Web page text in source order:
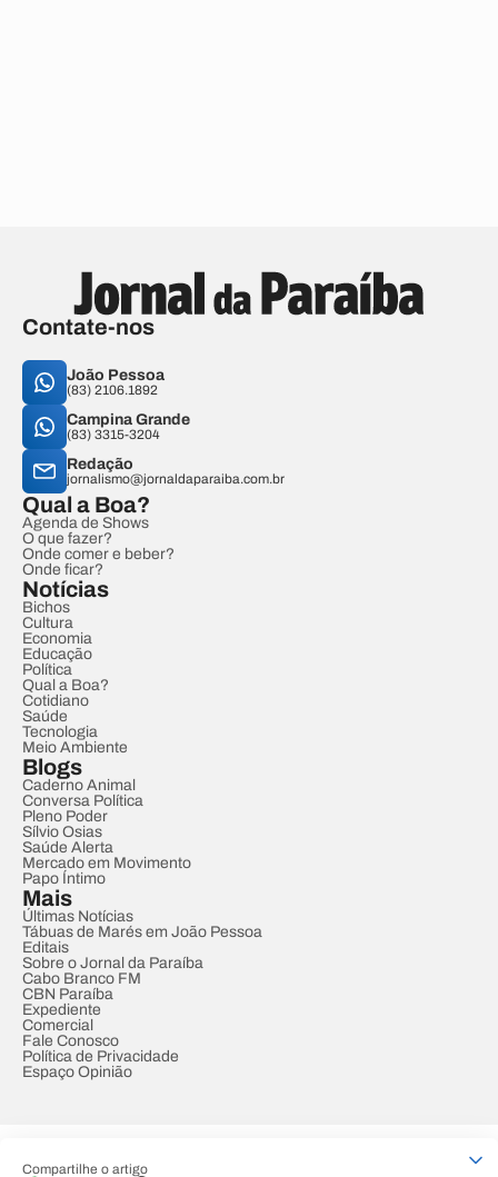
Compartilhe o artigo
Contate-nos
João Pessoa
(83) 2106.1892
Campina Grande
(83) 3315-3204
Redação
jornalismo@jornaldaparaiba.com.br
Qual a Boa?
Agenda de Shows
O que fazer?
Onde comer e beber?
Onde ficar?
Notícias
Bichos
Cultura
Economia
Educação
Política
Qual a Boa?
Cotidiano
Saúde
Tecnologia
Meio Ambiente
Blogs
Caderno Animal
Conversa Política
Pleno Poder
Sílvio Osias
Saúde Alerta
Mercado em Movimento
Papo Íntimo
Mais
Últimas Notícias
Tábuas de Marés em João Pessoa
Editais
Sobre o Jornal da Paraíba
Cabo Branco FM
CBN Paraíba
Expediente
Comercial
Fale Conosco
Política de Privacidade
Espaço Opinião